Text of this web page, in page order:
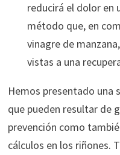
reducirá el dolor en
método que, en
vinagre de
vistas a una
Hemos presentado una
que pueden resultar de
prevención como
cálculos en los riñones.